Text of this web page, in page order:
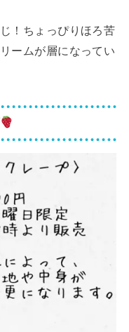
！ちょっぴりほろ苦
ームが層になってい